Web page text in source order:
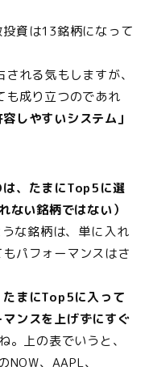
資は13銘柄になって
れる気もしますが、
も成り立つのであれ
しやすいシステム」
、たまにTop5に選
ない銘柄ではない）
な銘柄は、単に入れ
パフォーマンスはさ
まにTop5に入って
ンスを上げずにすぐ
。上の表でいうと、
、AAPL、